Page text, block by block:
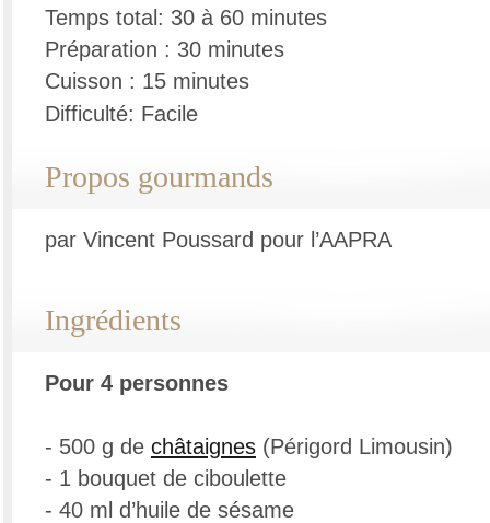
Temps total: 30 à 60 minutes
Préparation : 30 minutes
Cuisson : 15 minutes
Difficulté: Facile
Propos gourmands
par Vincent Poussard pour l’AAPRA
Ingrédients
Pour 4 personnes
- 500 g de châtaignes (Périgord Limousin)
- 1 bouquet de ciboulette
- 40 ml d’huile de sésame